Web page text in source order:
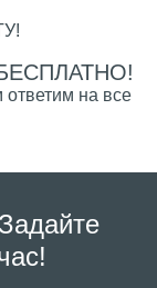
БЕСПЛАТНО!
на все